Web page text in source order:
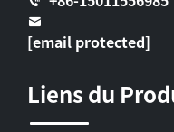
[email protected]
Liens du